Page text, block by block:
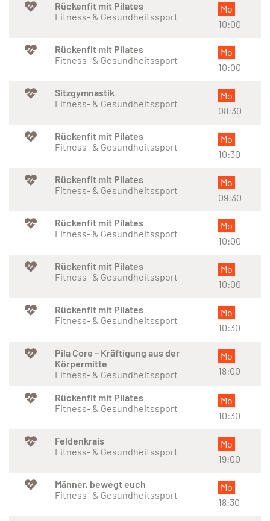
Rückenfit mit Pilates
Fitness- & Gesundheitssport
Mo
10:00
Rückenfit mit Pilates
Fitness- & Gesundheitssport
Mo
10:00
Sitzgymnastik
Fitness- & Gesundheitssport
Mo
08:30
Rückenfit mit Pilates
Fitness- & Gesundheitssport
Mo
10:30
Rückenfit mit Pilates
Fitness- & Gesundheitssport
Mo
09:30
Rückenfit mit Pilates
Fitness- & Gesundheitssport
Mo
10:00
Rückenfit mit Pilates
Fitness- & Gesundheitssport
Mo
10:00
Rückenfit mit Pilates
Fitness- & Gesundheitssport
Mo
10:30
Pila Core – Kräftigung aus der
Körpermitte
Fitness- & Gesundheitssport
Mo
18:00
Rückenfit mit Pilates
Fitness- & Gesundheitssport
Mo
10:30
Feldenkrais
Fitness- & Gesundheitssport
Mo
19:00
Männer, bewegt euch
Fitness- & Gesundheitssport
Mo
18:30